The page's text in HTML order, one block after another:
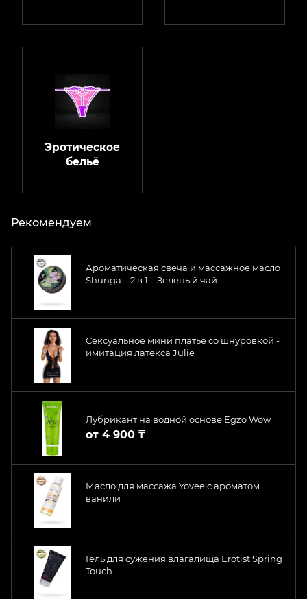
Эротическое
бельё
Рекомендуем
Ароматическая свеча и массажное масло
Shunga – 2 в 1 – Зеленый чай
Сексуальное мини платье со шнуровкой -
имитация латекса Julie
Лубрикант на водной основе Egzo Wow
от 4 900 ₸
Масло для массажа Yovee с ароматом
ванили
Гель для сужения влагалища Erotist Spring
Touch